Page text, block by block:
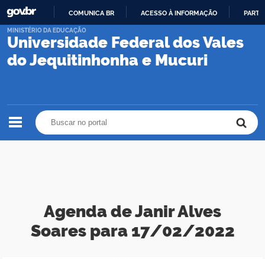
PARA
CONTEÚDO
COMUNICA BR ACESSO À INFORMAÇÃO
Universidade Federal dos Vales
do Jequitinhonha e Mucuri
MINISTÉRIO DA EDUCAÇÃO
Agenda de Janir Alves
Soares para 17/02/2022